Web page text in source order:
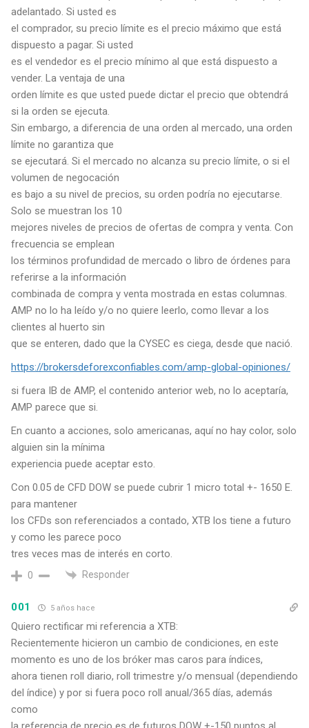
adelantado. Si usted es
el comprador, su precio límite es el precio máximo que está
dispuesto a pagar. Si usted
es el vendedor es el precio mínimo al que está dispuesto a
vender. La ventaja de una
orden límite es que usted puede dictar el precio que obtendrá
si la orden se ejecuta.
Sin embargo, a diferencia de una orden al mercado, una orden
límite no garantiza que
se ejecutará. Si el mercado no alcanza su precio límite, o si el
volumen de negocación
es bajo a su nivel de precios, su orden podría no ejecutarse.
Solo se muestran los 10
mejores niveles de precios de ofertas de compra y venta. Con
frecuencia se emplean
los términos profundidad de mercado o libro de órdenes para
referirse a la información
combinada de compra y venta mostrada en estas columnas.
AMP no lo ha leído y/o no quiere leerlo, como llevar a los
clientes al huerto sin
que se enteren, dado que la CYSEC es ciega, desde que nació.
https://brokersdeforexconfiables.com/amp-global-opiniones/
si fuera IB de AMP, el contenido anterior web, no lo aceptaría,
AMP parece que si.
En cuanto a acciones, solo americanas, aquí no hay color, solo
alguien sin la mínima
experiencia puede aceptar esto.
Con 0.05 de CFD DOW se puede cubrir 1 micro total +- 1650 E.
para mantener
los CFDs son referenciados a contado, XTB los tiene a futuro
y como les parece poco
tres veces mas de interés en corto.
0 Responder
001 5 años hace
Quiero rectificar mi referencia a XTB:
Recientemente hicieron un cambio de condiciones, en este
momento es uno de los bróker mas caros para índices,
ahora tienen roll diario, roll trimestre y/o mensual (dependiendo
del índice) y por si fuera poco roll anual/365 días, además
como